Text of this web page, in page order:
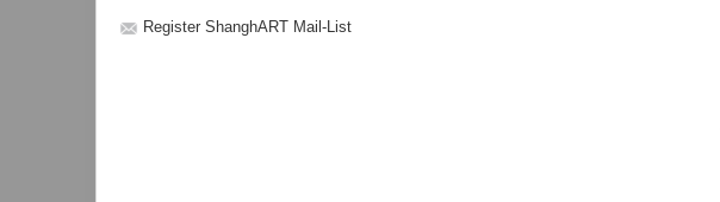
Register ShanghART Mail-List